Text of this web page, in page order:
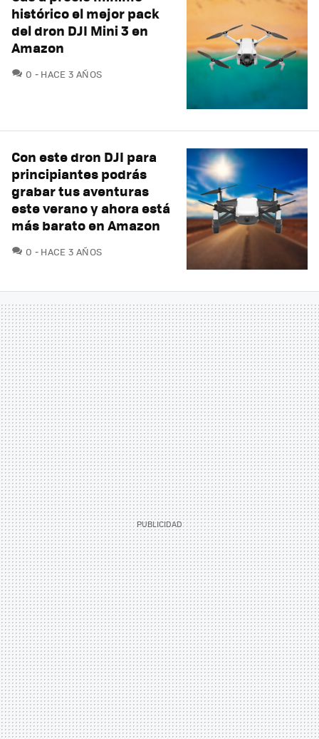
histórico el mejor pack
del dron DJI Mini 3 en
Amazon
0 COMENTARIOS
HACE 3 AÑOS
Con este dron DJI para
principiantes podrás
grabar tus aventuras
este verano y ahora está
más barato en Amazon
0 COMENTARIOS
HACE 3 AÑOS